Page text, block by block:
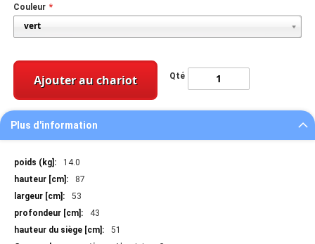
Couleur
Qté
Ajouter au chariot
Plus d'information
Plus
d'information
14.0
87
53
43
51